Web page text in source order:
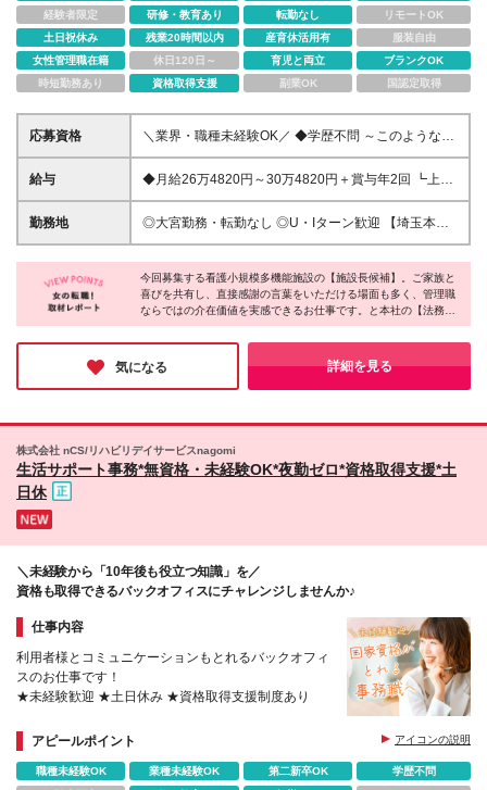
経験者限定
研修・教育あり 転勤なし
リモートOK
土日祝休み
残業20時間以内 産育休活用有
服装自由
女性管理職在籍
休日120日～ 育児と両立
ブランクOK
時短勤務あり
資格取得支援 副業OK 国認定取得
応募資格
＼業界・職種未経験OK／ ◆学歴不問 ～このような方
歓迎です～ ・福祉/介護業界に興味をお持ちの方 ・未
経験から法務知識を身につけたい方 ・安定基盤のも
給与
◆月給26万4820円～30万4820円＋賞与年2回 ┗上記
には基本給に一律手当5万円と固定残業代を含みます
※給与は経験や能力を考慮して決定します。 ※固定残
用期間1ヶ月あり。期間中の給与・待遇等に差異はあ
りません。
勤務地
◎大宮勤務・転勤なし ◎U・Iターン歓迎 【埼玉本
社】 埼玉県さいたま市大宮区桜木町1-12-5 沢田ビル
4階 (変更の範囲)上記を除く当社関連勤務地
今回募集する看護小規模多機能施設の【施設長候補】。ご家族と
喜びを共有し、直接感謝の言葉をいただける場面も多く、管理職
ならではの介在価値を実感できるお仕事です。と本社の【法務事
務】ではワークライフバランスを大事にしながら、温かい人間関
係が広がる職場でバックオフィスデビューができる環境。福祉の
世界で新しいキャリアを築きたい方にピッタリですよ♪
気になる 詳細を見る
株式会社 nCS/リハビリデイサービスnagomi
生活サポート事務*無資格・未経験OK*夜勤ゼロ*資格取得支援*土
日休
＼未経験から「10年後も役立つ知識」を／
資格も取得できるバックオフィスにチャレンジしませんか♪
仕事内容
利用者様とコミュニケーションもとれるバックオフィ
スのお仕事です！
★未経験歓迎 ★土日休み ★資格取得支援制度あり
アピールポイント アイコンの説明
職種未経験OK 業種未経験OK 第二新卒OK
学歴不問